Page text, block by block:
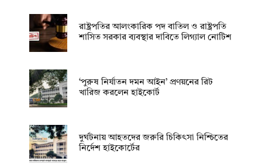
রাষ্ট্রপতির আলংকারিক পদ বাতিল ও রাষ্ট্রপতি
শাসিত সরকার ব্যবস্থার দাবিতে লিগ্যাল নোটিশ
‘পুরুষ নির্যাতন দমন আইন’ প্রণয়নের রিট
খারিজ করলেন হাইকোর্ট
দুর্ঘটনায় আহতদের জরুরি চিকিৎসা নিশ্চিতের
নির্দেশ হাইকোর্টের